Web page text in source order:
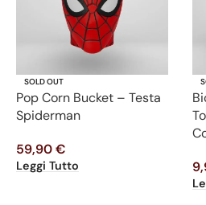
SOLD OUT
Pop Corn Bucket – Testa
Spiderman
59,90€
Leggi Tutto